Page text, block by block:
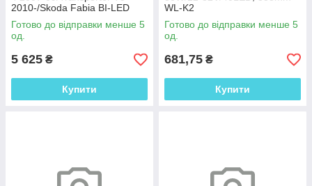
2010-/Skoda Fabia BI-LED
GTW-G38 (W/W)
Готово до відправки менше 5
од.
5 625 ₴
Купити
WL-K2
Готово до відправки менше 5
од.
681,75 ₴
Купити